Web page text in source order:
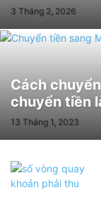
3 Tháng 2, 2026
Cách
chuyển tiền
13 Tháng 1, 2023